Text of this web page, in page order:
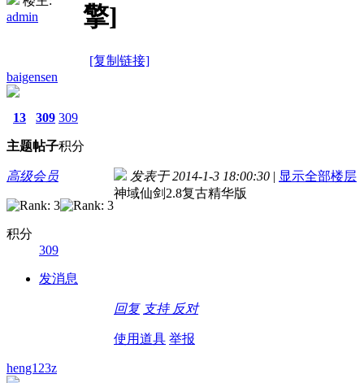
admin
擎]
[复制链接]
baigensen
13
主题
309
帖子
309
积分
高级会员
积分
309
发消息
发表于 2014-1-3 18:00:30 | 显示全部楼层
神域仙剑2.8复古精华版
回复 支持 反对
使用道具 举报
heng123z